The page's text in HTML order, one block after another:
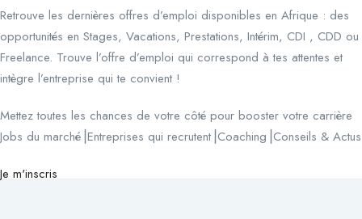
Retrouve les dernières offres d’emploi disponibles en Afrique : des
opportunités en Stages, Vacations, Prestations, Intérim, CDI , CDD ou
Freelance. Trouve l’offre d’emploi qui correspond à tes attentes et
intègre l’entreprise qui te convient !
Mettez toutes les chances de votre côté pour booster votre carrière
Jobs du marché⎟Entreprises qui recrutent⎟Coaching⎟Conseils & Actus
Je m'inscris